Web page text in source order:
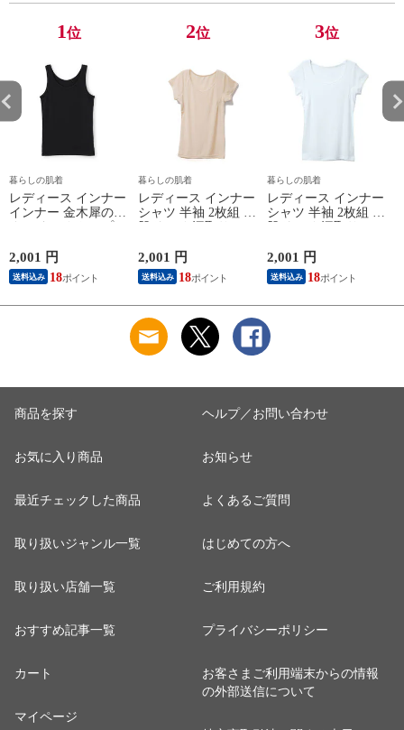
1位
暮らしの肌着
レディース インナー
インナー 金木犀のめ
っとり 保湿 ストレ
ッチ ボタニカル タ
ンクトップ 秋冬 お
2,001 円
送料込み 18
2位
暮らしの肌着
レディース インナー
シャツ 半袖 2枚組 素
り インナーシャツ
パッド付き 春夏 汗
染み 防止 汗 対策 綿
ット工業 S5022B-RT
涼しい 肌着
2,001 円
送料込み 18
3位
暮らしの肌着
レディース インナー
シャツ 半袖 2枚組 素
り インナーシャツ
パッド付き 春夏 汗
染み 防止 汗 対策 綿
ット工業 S5022B-RT
涼しい 肌着
2,001 円
送料込み 18
商品を探す
お気に入り商品
最近チェックした商品
取り扱いジャンル一覧
取り扱い店舗一覧
おすすめ記事一覧
カート
マイページ
ヘルプ／お問い合わせ
お知らせ
よくあるご質問
はじめての方へ
ご利用規約
プライバシーポリシー
お客さまご利用端末からの情報
の外部送信について